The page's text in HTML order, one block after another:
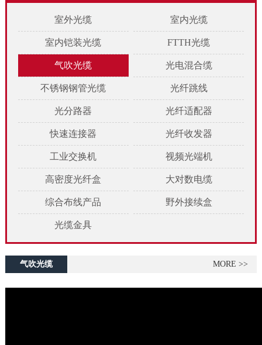
室外光缆 室内光缆
室内铠装光缆 FTTH光缆
气吹光缆 光电混合缆
不锈钢钢管光缆 光纤跳线
光分路器 光纤适配器
快速连接器 光纤收发器
工业交换机 视频光端机
高密度光纤盒 大对数电缆
综合布线产品 野外接续盒
光缆金具
气吹光缆 MORE >>